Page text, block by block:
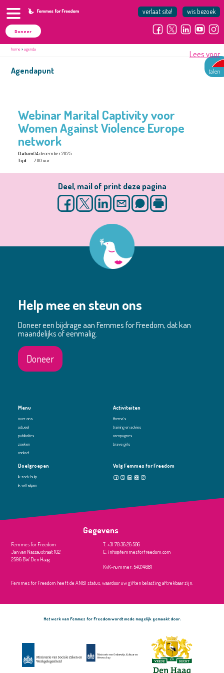
Lees voor
verlaat site! wis bezoek
home » agenda
talen
Agendapunt
Doneer
Webinar Marital Captivity voor
Women Against Violence Europe
network
Datum04 december 2025
Tijd
7:00 uur
Deel, mail of print deze pagina
Help mee en steun ons
Doneer een bijdrage aan Femmes for Freedom, dat kan
maandelijks of eenmalig.
Doneer
Menu
over ons
actueel
publicaties
zoeken
contact
Activiteiten
thema's
training en advies
campagnes
brave girls
Doelgroepen
ik zoek hulp
ik wil helpen
Volg Femmes for Freedom
Gegevens
Femmes for Freedom
Jan van Nassaustraat 102
2596 BW Den Haag
T. +31 70 36 26 506
E. info@femmesforfreedom.com
KvK-nummer: 54074681
Femmes for Freedom heeftde ANBI status,waardoor uw giften belasting aftrekbaar zijn.
Het werk van Femmes for Freedom wordt mede mogelijk gemaakt door: